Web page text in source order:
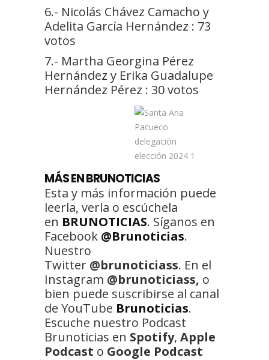
6.- Nicolás Chávez Camacho y
Adelita García Hernández : 73
votos
7.- Martha Georgina Pérez
Hernández y Erika Guadalupe
Hernández Pérez : 30 votos
MÁS EN BRUNOTICIAS
Esta y más información puede
leerla, verla o escúchela
en BRUNOTICIAS. Síganos en
Facebook @Brunoticias.
Nuestro
Twitter @brunoticiass. En el
Instagram @brunoticiass, o
bien puede suscribirse al canal
de YouTube Brunoticias.
Escuche nuestro Podcast
Brunoticias en Spotify, Apple
Podcast o Google Podcast